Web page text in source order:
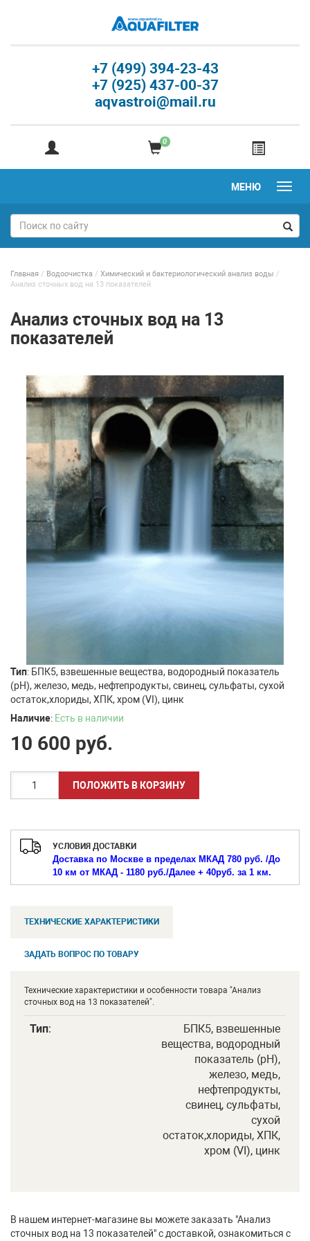
+7 (499) 394-23-43
+7 (925) 437-00-37
aqvastroi@mail.ru
0
МЕНЮ
Главная / Водоочистка / Химический и бактериологический анализ воды /
Анализ сточных вод на 13 показателей
Анализ сточных вод на 13
показателей
Тип: БПК5, взвешенные вещества, водородный показатель
(рН), железо, медь, нефтепродукты, свинец, сульфаты, сухой
остаток,хлориды, ХПК, хром (VI), цинк
Наличие: Есть в наличии
10 600 руб.
УСЛОВИЯ ДОСТАВКИ
Доставка по Москве в пределах МКАД 780 руб. /До
10 км от МКАД - 1180 руб./Далее + 40руб. за 1 км.
ТЕХНИЧЕСКИЕ ХАРАКТЕРИСТИКИ
ЗАДАТЬ ВОПРОС ПО ТОВАРУ
Технические характеристики и особенности товара "Анализ
сточных вод на 13 показателей".
Тип:
БПК5, взвешенные
вещества, водородный
показатель (рН),
железо, медь,
нефтепродукты,
свинец, сульфаты,
сухой
остаток,хлориды, ХПК,
хром (VI), цинк
В нашем интернет-магазине вы можете заказать "Анализ
сточных вод на 13 показателей" с доставкой, ознакомиться с